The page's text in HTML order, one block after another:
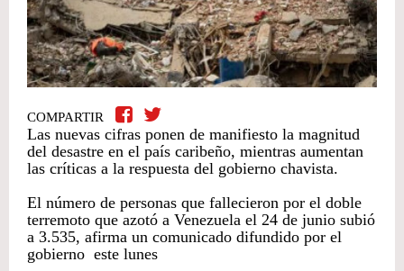
COMPARTIR
Las nuevas cifras ponen de manifiesto la magnitud
del desastre en el país caribeño, mientras aumentan
las críticas a la respuesta del gobierno chavista.
El número de personas que fallecieron por el doble
terremoto que azotó a Venezuela el 24 de junio subió
a 3.535, afirma un comunicado difundido por el
gobierno este lunes